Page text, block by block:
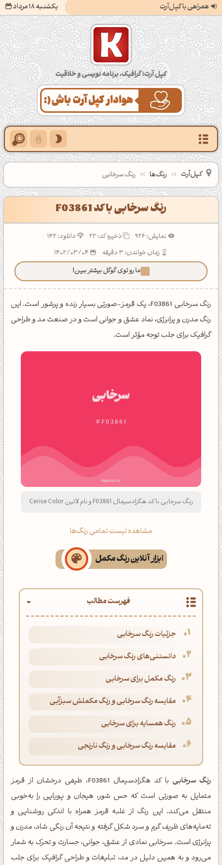
همراهی با کپل‌آرت یکشنبه 18 مرداد کپل‌آرت؛ گرافیک، برنامه‌نویسی و خلاقیت
کپل‌آرت رنگ‌ها رنگ سرخابی
رنگ سرخابی با کد F03861
نمایش: 926 ذخیره کد:22
دانلود: 142
زمان خواندن: 3 دقیقه
ما رو توی گوگل بیشتر ببین!
رنگ سرخابی F03861، یک قرمز-صورتی بسیار زنده و پرشور است. این
رنگ مدرن و پرانرژی، نماد عشق و جوانی است و در صنعت مد و طراحی
گرافیک برای جلب توجه مؤثر است.
رنگ سرخابی با کد هگزادسیمال F03861 و نام لاتین Cerise Color
مشاهده لیست تمامی رنگ‌ها
ابزار آنلاین رنگ مکمل
فهرست مطالب
جزئیات رنگ سرخابی
دانستنی‌های رنگ سرخابی
رنگ مکمل برای سرخابی
مقایسه رنگ سرخابی و رنگ مکملش سبزآبی
رنگ همسایه برای سرخابی
مقایسه رنگ سرخابی و رنگ نارنجی
رنگ سرخابی
با کد هگزادسیمال F03861، طیفی درخشان از قرمز
متمایل به صورتی است که حس شور، هیجان و پویایی را به‌خوبی
منتقل می‌کند. این رنگ از غلبه قرمز همراه با اندکی روشنایی و
ته‌مایه‌های ظریف گرم و سرد شکل گرفته و نتیجه آن رنگی شاد، مدرن و
پرانرژی است. سرخابی نمادی از عشق، جوانی، جسارت و تحرک به شمار
می‌رود و به همین دلیل در مد، تبلیغات و طراحی گرافیک برای جلب